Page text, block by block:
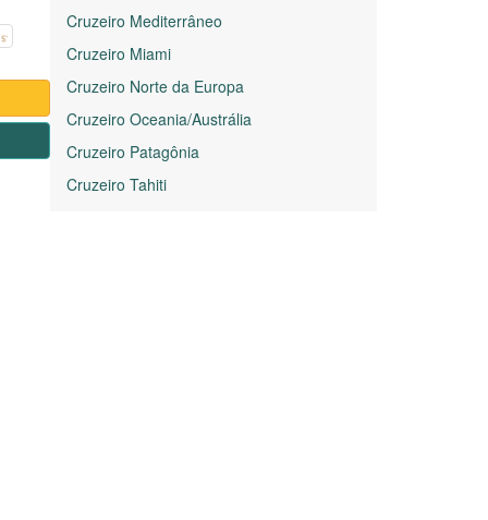
Cruzeiro Mediterrâneo
Cruzeiro Miami
Cruzeiro Norte da Europa
Cruzeiro Oceania/Austrália
Cruzeiro Patagônia
Cruzeiro Tahiti